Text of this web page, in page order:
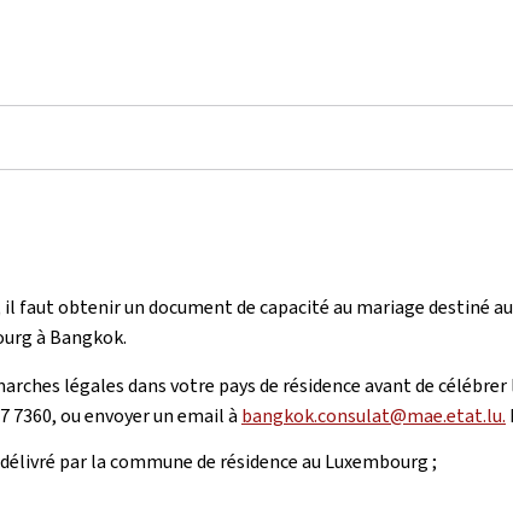
il faut obtenir un document de capacité au mariage
à Bangkok.
légales dans votre pays de résidence avant de
7360, ou envoyer un email à bangkok.consulat@mae.etat.lu.
par la commune de résidence au Luxembourg ;